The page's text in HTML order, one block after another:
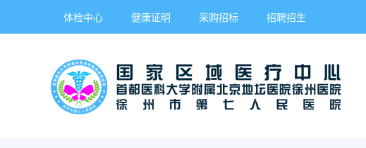
体检中心 健康证明 采购招标 招聘招生